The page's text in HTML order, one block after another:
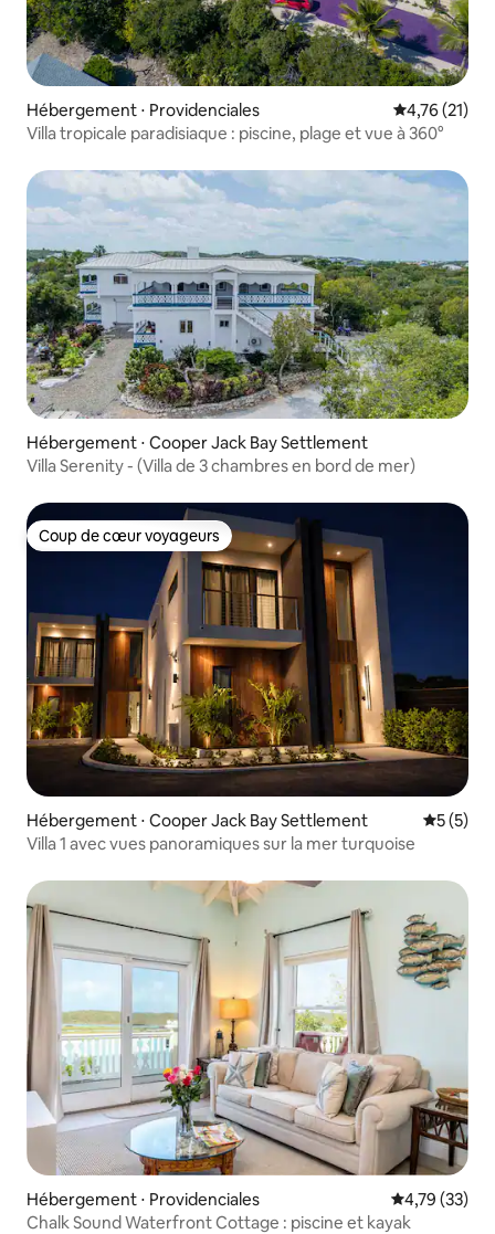
Hébergement ⋅ Providenciales Évaluation
4,76 (21)
Villa tropicale paradisiaque : piscine, plage et vue à 360°
Hébergement ⋅ Cooper Jack Bay Settlement
Villa Serenity - (Villa de 3 chambres en bord de mer)
Coup de cœur voyageurs
Coup de cœur voyageurs
Hébergement ⋅ Cooper Jack Bay Settlement
5 (5)
Villa 1 avec vues panoramiques sur la mer turquoise
Hébergement ⋅ Providenciales Évaluation
4,79 (33)
Chalk Sound Waterfront Cottage : piscine et kayak